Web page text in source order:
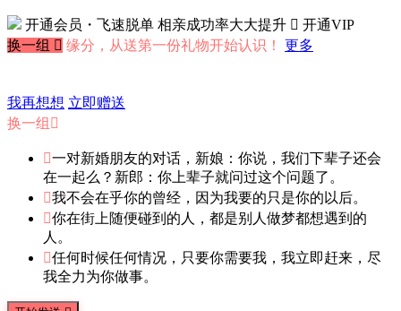
开通会员・飞速脱单 相亲成功率大大提升  开通VIP
换一组  缘分，从送第一份礼物开始认识！ 更多
我再想想 立即赠送
换一组 
一对新婚朋友的对话，新娘：你说，我们下辈子还会
在一起么？新郎：你上辈子就问过这个问题了。
我不会在乎你的曾经，因为我要的只是你的以后。
你在街上随便碰到的人，都是别人做梦都想遇到的
人。
任何时候任何情况，只要你需要我，我立即赶来，尽
我全力为你做事。